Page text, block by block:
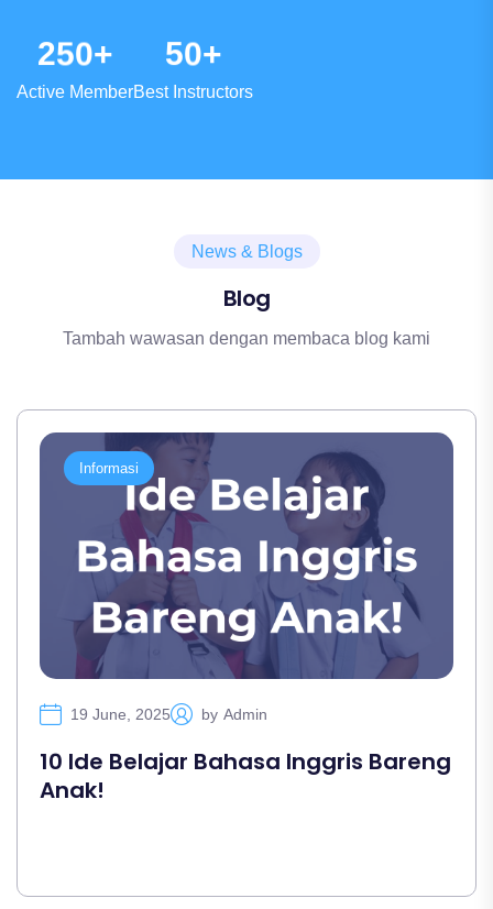
dan atmosfir kelas. Dengan didukung tenaga
pengajar professional, fasilitas belajar
250+
Active Member
50+
Best Instructors
News & Blogs
Blog
Tambah wawasan dengan membaca blog kami
Informasi
19 June, 2025 by Admin
10 Ide Belajar Bahasa Inggris Bareng
Anak!